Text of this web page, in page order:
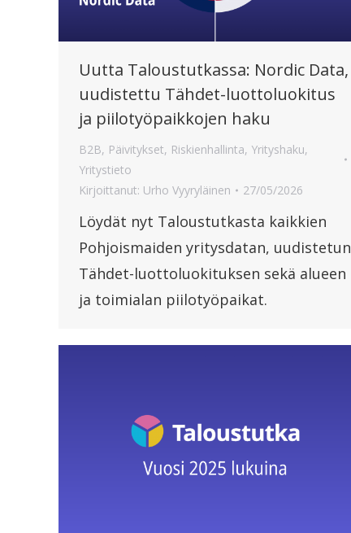
Uutta Taloustutkassa: Nordic Data,
uudistettu Tähdet-luottoluokitus
ja piilotyöpaikkojen haku
B2B, Päivitykset, Riskienhallinta, Yrityshaku,
Yritystieto
Kirjoittanut: Urho Vyyryläinen 27/05/2026
Löydät nyt Taloustutkasta kaikkien
Pohjoismaiden yritysdatan, uudistetun
Tähdet-luottoluokituksen sekä alueen
ja toimialan piilotyöpaikat.